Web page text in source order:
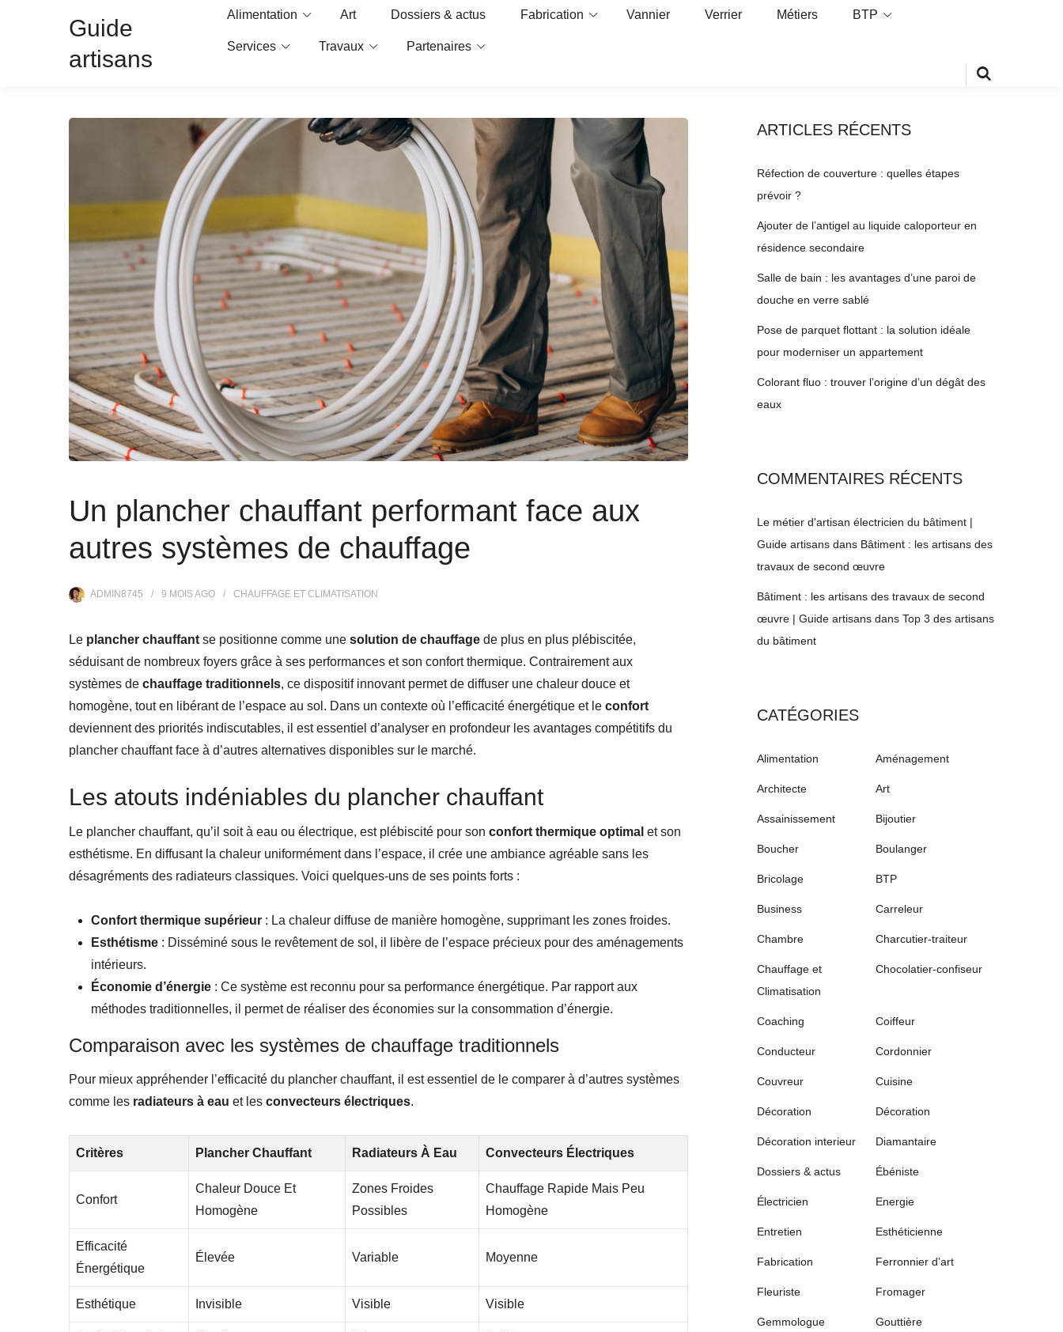
Guide
artisans
Alimentation Art Dossiers & actus Fabrication Vannier Verrier Métiers BTP
Services Travaux Partenaires
Un plancher chauffant performant face aux
autres systèmes de chauffage
ADMIN8745 9 MOISAGO CHAUFFAGE ET CLIMATISATION
Le plancher chauffant se positionne comme une solution de chauffage de plus en plus plébiscitée,
séduisant de nombreux foyers grâce à ses performances et son confort thermique. Contrairement aux
systèmes de chauffage traditionnels, ce dispositif innovant permet de diffuser une chaleur douce et
homogène, tout en libérant de l’espace au sol. Dans un contexte où l’efficacité énergétique et le confort
deviennent des priorités indiscutables, il est essentiel d’analyser en profondeur les avantages compétitifs du
plancher chauffant face à d’autres alternatives disponibles sur le marché.
Les atouts indéniables du plancher chauffant
Le plancher chauffant, qu’il soit à eau ou électrique, est plébiscité pour son confort thermique optimal et son
esthétisme. En diffusant la chaleur uniformément dans l’espace, il crée une ambiance agréable sans les
désagréments des radiateurs classiques. Voici quelques-uns de ses points forts :
Confort thermique supérieur : La chaleur diffuse de manière homogène, supprimant les zones froides.
Esthétisme : Disséminé sous le revêtement de sol, il libère de l’espace précieux pour des aménagements
intérieurs.
Économie d’énergie : Ce système est reconnu pour sa performance énergétique. Par rapport aux
méthodes traditionnelles, il permet de réaliser des économies sur la consommation d’énergie.
Comparaison avec les systèmes de chauffage traditionnels
Pour mieux appréhender l’efficacité du plancher chauffant, il est essentiel de le comparer à d’autres systèmes
comme les radiateurs à eau et les convecteurs électriques.
Critères Plancher Chauffant Radiateurs À Eau Convecteurs Électriques
Confort
Chaleur Douce Et
Homogène
Zones Froides
Possibles
Chauffage Rapide Mais Peu
Homogène
Efficacité
Énergétique
Élevée Variable Moyenne
Esthétique Invisible Visible Visible
ARTICLES RÉCENTS
Réfection de couverture : quelles étapes
prévoir ?
Ajouter de l’antigel au liquide caloporteur en
résidence secondaire
Salle de bain : les avantages d’une paroi de
douche en verre sablé
Pose de parquet flottant : la solution idéale
pour moderniser un appartement
Colorant fluo : trouver l’origine d’un dégât des
eaux
COMMENTAIRES RÉCENTS
Le métier d'artisan électricien du bâtiment |
Guide artisans dans Bâtiment : les artisans des
travaux de second œuvre
Bâtiment : les artisans des travaux de second
œuvre | Guide artisans dans Top 3 des artisans
du bâtiment
CATÉGORIES
Alimentation Aménagement
Architecte Art
Assainissement Bijoutier
Boucher Boulanger
Bricolage BTP
Business Carreleur
Chambre Charcutier-traiteur
Chauffage et
Climatisation
Chocolatier-confiseur
Coaching Coiffeur
Conducteur Cordonnier
Couvreur Cuisine
Décoration Décoration
Décoration interieur Diamantaire
Dossiers & actus Ébéniste
Électricien Energie
Entretien Esthéticienne
Fabrication Ferronnier d’art
Fleuriste Fromager
Gemmologue Gouttière